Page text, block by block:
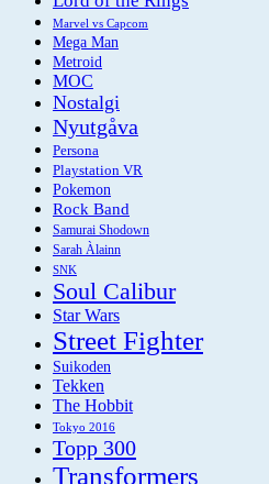
Marvel vs Capcom
Mega Man
Metroid
MOC
Nostalgi
Nyutgåva
Persona
Playstation VR
Pokemon
Rock Band
Samurai Shodown
Sarah Àlainn
SNK
Soul Calibur
Star Wars
Street Fighter
Suikoden
Tekken
The Hobbit
Tokyo 2016
Topp 300
Transformers